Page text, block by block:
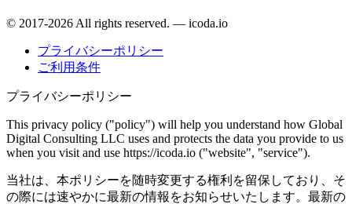
© 2017-2026 All rights reserved. — icoda.io
プライバシーポリシー
ご利用条件
プライバシーポリシー
This privacy policy ("policy") will help you understand how Global
Digital Consulting LLC uses and protects the data you provide to us
when you visit and use https://icoda.io ("website", "service").
当社は、本ポリシーを随時変更する権利を留保しており、そ
の際には速やかに最新の情報をお知らせいたします。最新の